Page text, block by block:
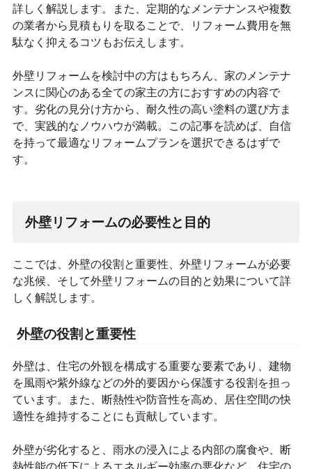
詳しく解説します。また、定期的なメンテナンスや複数
の業者から見積もりを取ることで、リフォーム費用を無
駄なく抑えるコツもお伝えします。
外壁リフォームを検討中の方はもちろん、家のメンテナ
ンスに関心のある全ての家主の方におすすめの内容で
す。劣化の見分け方から、耐久性の高い塗料の選び方ま
で、実践的なノウハウが満載。この記事を読めば、自信
を持って最適なリフォームプランを選択できるはずで
す。
外壁リフォームの必要性と目的
ここでは、外壁の役割と重要性、外壁リフォームが必要
な兆候、そして外壁リフォームの目的と効果について詳
しく解説します。
外壁の役割と重要性
外壁は、住宅の外観を構成する重要な要素であり、建物
を風雨や紫外線などの外的要因から保護する役割を担っ
ています。また、断熱性や防音性を高め、居住空間の快
適性を維持することにも貢献しています。
外壁が劣化すると、雨水の浸入による内部の腐食や、断
熱性能の低下によるエネルギー効率の悪化など、住宅の